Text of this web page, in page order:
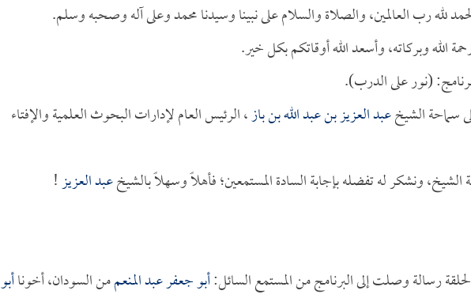
لله رب العالمين، والصلاة والسلام على نبينا وسيدنا محمد وعلى آله وصحبه وسلم.
الله وبركاته، وأسعد الله أوقاتكم بكل خير.
(نور على الدرب).
سماحة الشيخعبد العزيز بن عبد الله بن باز، الرئيس العام لإدارات البحوث العلمية والإفتاء
ونشكر له تفضله بإجابة السادة المستمعين؛ فأهلاً وسهلاً بالشيخعبد العزيز!
رسالة وصلت إلى البرنامج من المستمع السائل:أبو جعفر عبد المنعممن السودان، أخوناأبو